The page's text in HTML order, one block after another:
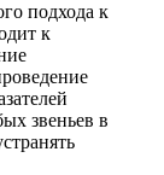
подхода к
к
звеньев в